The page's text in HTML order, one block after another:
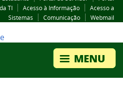
da TI
Acesso à Informação
Acesso a
Sistemas
Comunicação Webmail